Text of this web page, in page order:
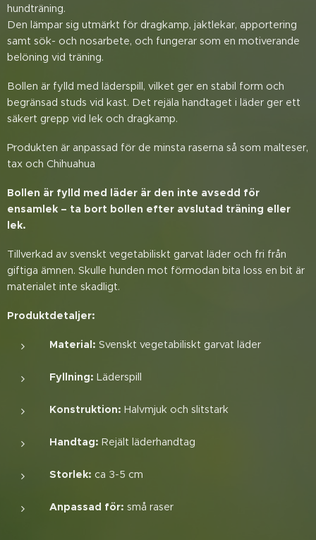
hundträning.
Den lämpar sig utmärkt för dragkamp, jaktlekar, apportering
samt sök- och nosarbete, och fungerar som en motiverande
belöning vid träning.
Bollen är fylld med läderspill, vilket ger en stabil form och
begränsad studs vid kast. Det rejäla handtaget i läder ger ett
säkert grepp vid lek och dragkamp.
Produkten är anpassad för de minsta raserna så som malteser,
tax och Chihuahua
Bollen är fylld med läder är den inte avsedd för
ensamlek – ta bort bollen efter avslutad träning eller
lek.
Tillverkad av svenskt vegetabiliskt garvat läder och fri från
giftiga ämnen. Skulle hunden mot förmodan bita loss en bit är
materialet inte skadligt.
Produktdetaljer:
Material: Svenskt vegetabiliskt garvat läder
Fyllning: Läderspill
Konstruktion: Halvmjuk och slitstark
Handtag: Rejält läderhandtag
Storlek: ca 3-5 cm
Anpassad för: små raser